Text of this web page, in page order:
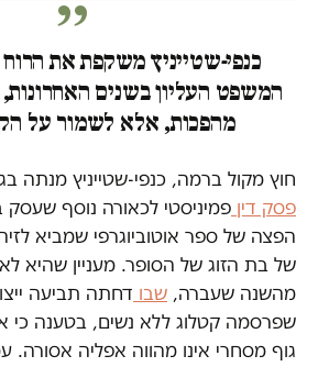
כנפי-שטייניץ משקפת את
המשפט העליון בשנים
מהפכות, אלא לשמור על
חוץ מקול ברמה, כנפי-שטייניץ מנתה
פסק דין פמיניסטי לכאורה נוסף
הפצה של ספר אוטוביוגרפי שמביא
של בת הזוג של הסופר. מעניין שהיא
מהשנה שעברה, שבו דחתה תביעה
שפרסמה קטלוג ללא נשים, בטענה כי
גוף מסחרי אינו מהווה אפליה אסורה.